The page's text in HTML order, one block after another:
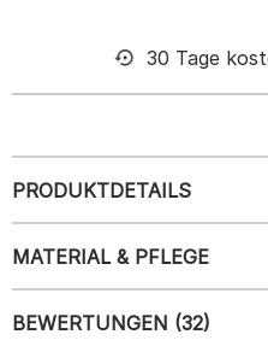
30 Tage
PRODUKTDETAILS
MATERIAL & PFLEGE
BEWERTUNGEN (32)